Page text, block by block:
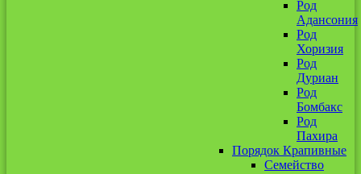
Род
Адансония
Род
Хоризия
Род
Дуриан
Род
Бомбакс
Род
Пахира
Порядок Крапивные
Семейство